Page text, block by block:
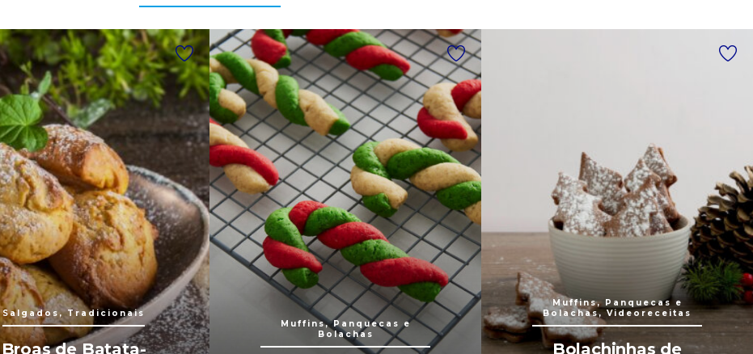
Salgados, Tradicionais
Broas de Batata-
Muffins, Panquecas e
Bolachas
Muffins, Panquecas e
Bolachas, Videoreceitas
Bolachinhas de